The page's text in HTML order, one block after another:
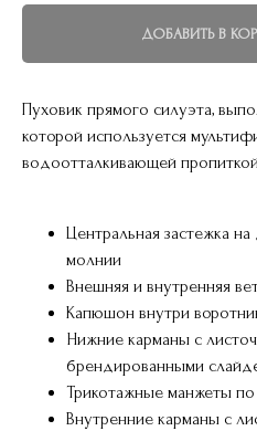
ДОБАВИТЬ В
Пуховик прямого силуэта,
которой используется
водоотталкивающей
Центральная застежка
молнии
Внешняя и внутренняя
Капюшон внутри
Нижние карманы c
брендированными
Трикотажные манжеты по
Внутренние карманы с